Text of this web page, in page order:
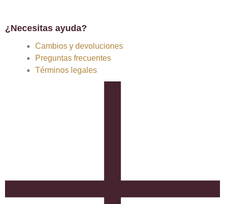
¿Necesitas ayuda?
Cambios y devoluciones
Preguntas frecuentes
Términos legales